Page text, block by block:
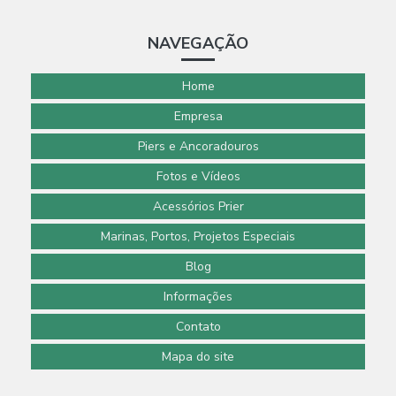
Como a Empresa Ancoradouro Pode Impulsionar Seu
Como Criar um Deck de Madeira Durável e Encantador
para seu Espaço ao Ar Livre
Como Escolher Ancoradouros para Barcos com Segurança
e Conforto Essenciais
Como Escolher o Ancoradouro Ideal para Garantir
Segurança e Praticidade no Seu Barco
Como um Deck de Madeira Pode Valorizar Seu Espaço:
Benefícios e Ideias Essenciais
Como uma Empresa Ancoradouro Pode Impulsionar Seu
Negócio e Fortalecer Sua Estratégia de Crescimento
NAVEGAÇÃO
Home
Empresa
Piers e Ancoradouros
Fotos e Vídeos
Acessórios Prier
Marinas, Portos, Projetos Especiais
Blog
Informações
Contato
Mapa do site